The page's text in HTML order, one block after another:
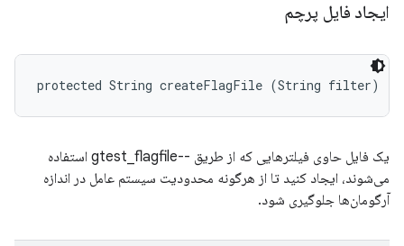
ایجاد فایل پرچم
protected String createFlagFile (String filter)
یک فایل حاوی فیلترهایی که از طریق --gtest_flagfile استفاده
می‌شوند، ایجاد کنید تا از هرگونه محدودیت سیستم عامل در اندازه
آرگومان‌ها جلوگیری شود.